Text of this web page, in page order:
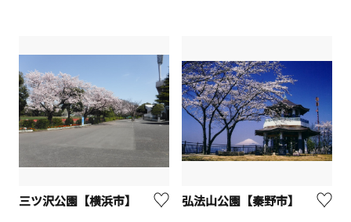
三ツ沢公園【横浜市】 弘法山公園【秦野市】